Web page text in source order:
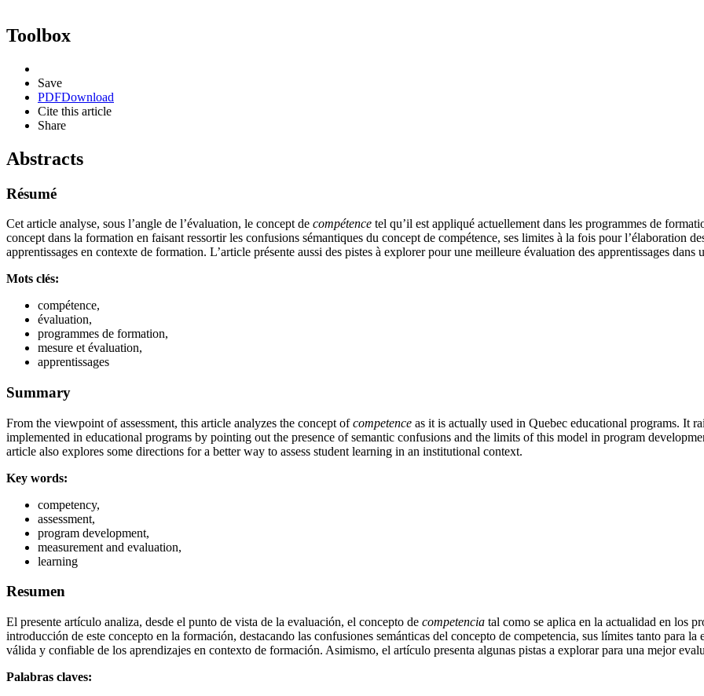
Toolbox
Save
PDFDownload
Cite this article
Share
Abstracts
Résumé
Cet article analyse, sous l’angle de l’évaluation, le concept de compétence tel qu’il est appliqué actuellement dans les programmes de
concept dans la formation en faisant ressortir les confusions sémantiques du concept de compétence, ses limites à la fois pour l’élaboration
apprentissages en contexte de formation. L’article présente aussi des pistes à explorer pour une meilleure évaluation des apprentissages
Mots clés:
compétence,
évaluation,
programmes de formation,
mesure et évaluation,
apprentissages
Summary
From the viewpoint of assessment, this article analyzes the concept ofcompetence as it is actually used in Quebec educational programs. It
implemented in educational programs by pointing out the presence of semantic confusions and the limits of this model in program
article also explores some directions for a better way to assess student learning in an institutional context.
Key words:
competency,
assessment,
program development,
measurement and evaluation,
learning
Resumen
El presente artículo analiza, desde el punto de vista de la evaluación, el concepto de competencia tal como se aplica en la actualidad en los
introducción de este concepto en la formación, destacando las confusiones semánticas del concepto de competencia, sus límites tanto para
válida y confiable de los aprendizajes en contexto de formación. Asimismo, el artículo presenta algunas pistas a explorar para una mejor
Palabras claves: